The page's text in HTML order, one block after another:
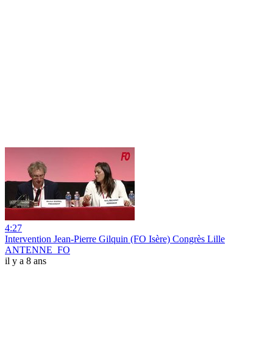
4:27
Intervention Jean-Pierre Gilquin (FO Isère) Congrès Lille
ANTENNE_FO
il y a 8 ans